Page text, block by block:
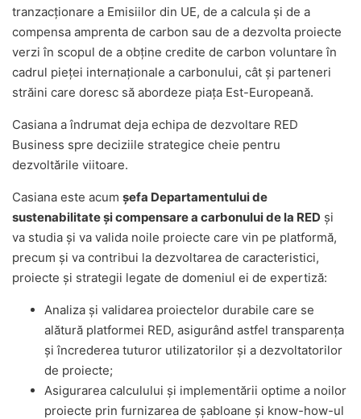
tranzacționare a Emisiilor din UE, de a calcula și de a
compensa amprenta de carbon sau de a dezvolta proiecte
verzi în scopul de a obține credite de carbon voluntare în
cadrul pieței internaționale a carbonului, cât și parteneri
străini care doresc să abordeze piața Est-Europeană.
Casiana a îndrumat deja echipa de dezvoltare RED
Business spre deciziile strategice cheie pentru
dezvoltările viitoare.
Casiana este acum șefa Departamentului de
sustenabilitate și compensare a carbonului de la RED și
va studia și va valida noile proiecte care vin pe platformă,
precum și va contribui la dezvoltarea de caracteristici,
proiecte și strategii legate de domeniul ei de expertiză:
Analiza și validarea proiectelor durabile care se
alătură platformei RED, asigurând astfel transparența
și încrederea tuturor utilizatorilor și a dezvoltatorilor
de proiecte;
Asigurarea calculului și implementării optime a noilor
proiecte prin furnizarea de șabloane și know-how-ul